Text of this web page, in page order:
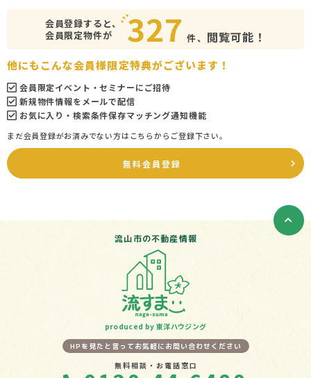
会員登録すると、
会員限定物件が
327 件、 閲覧可能！
他にもこんな会員様限定特典がございます！
会員限定イベント・セミナーにご招待
新規物件情報をメールで配信
お気に入り・検索条件保存マッチング通知機能
まだ会員登録がお済みでない方はこちらからご登録下さい。
無料会員登録
流山市の不動産情報
produced by 東洋ハウジング
HPを見たと言ってお気軽にお問い合わせください
無料相談・お電話窓口